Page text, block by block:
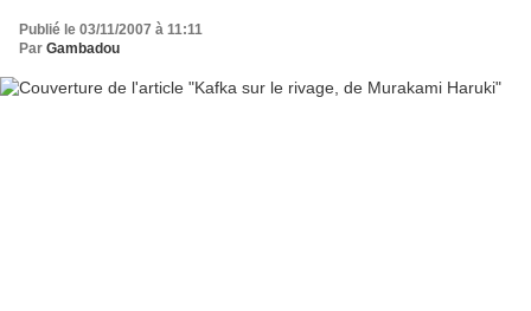
Publié le 03/11/2007 à 11:11
Par Gambadou